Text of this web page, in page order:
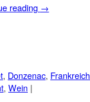
reading →
, Donzenac, Frankreich
, Wein |